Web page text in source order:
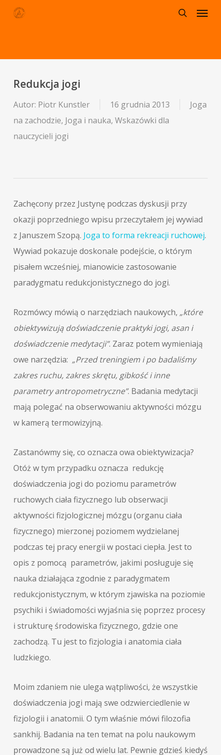
Skip
Menu
Redukcja jogi
Autor: Piotr Kunstler 16 grudnia 2013
Joga
na zachodzie, Joga i nauka, Wskazówki dla
nauczycieli jogi
Zachęcony przez Justynę podczas dyskusji przy
okazji poprzedniego wpisu przeczytałem jej wywiad
z Januszem Szopą. Joga to forma rekreacji ruchowej.
Wywiad pokazuje doskonale podejście, o którym
pisałem wcześniej, mianowicie zastosowanie
paradygmatu redukcjonistycznego do jogi.
Rozmówcy mówią o narzędziach naukowych, „które
obiektywizują doświadczenie praktyki jogi, asan i
doświadczenie medytacji”. Zaraz potem wymieniają
owe narzędzia: „Przed treningiem i po badaliśmy
zakres ruchu, zakres skrętu, gibkość i inne
parametry antropometryczne”. Badania medytacji
mają polegać na obserwowaniu aktywności mózgu
w kamerą termowizyjną.
Zastanówmy się, co oznacza owa obiektywizacja?
Otóż w tym przypadku oznacza redukcję
doświadczenia jogi do poziomu parametrów
ruchowych ciała fizycznego lub obserwacji
aktywności fizjologicznej mózgu (organu ciała
fizycznego) mierzonej poziomem wydzielanej
podczas tej pracy energii w postaci ciepła. Jest to
opis z pomocą parametrów, jakimi posługuje się
nauka działająca zgodnie z paradygmatem
redukcjonistycznym, w którym zjawiska na poziomie
psychiki i świadomości wyjaśnia się poprzez procesy
i strukturę środowiska fizycznego, gdzie one
zachodzą. Tu jest to fizjologia i anatomia ciała
ludzkiego.
Moim zdaniem nie ulega wątpliwości, że wszystkie
doświadczenia jogi mają swe odzwierciedlenie w
fizjologii i anatomii. O tym właśnie mówi filozofia
sankhij. Badania na ten temat na polu naukowym
prowadzone są już od wielu lat. Pewnie gdzieś kiedyś